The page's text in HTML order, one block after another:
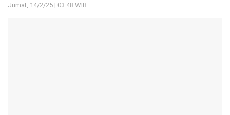
Jumat, 14/2/25 | 03:48 WIB